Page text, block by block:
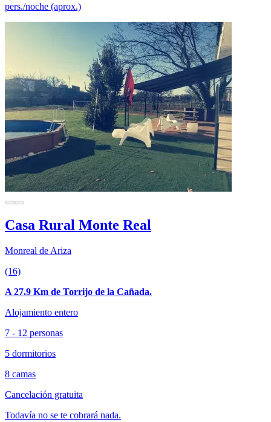
pers./noche (aprox.)
Casa Rural Monte Real
Monreal de Ariza
(16)
A 27.9 Km de Torrijo de la Cañada.
Alojamiento entero
7 - 12 personas
5 dormitorios
8 camas
Cancelación gratuita
Todavía no se te cobrará nada.